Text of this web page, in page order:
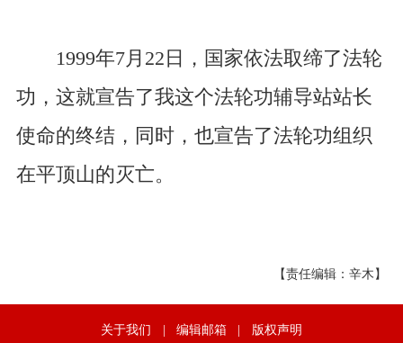
1999年7月22日，国家依法取缔了法轮
功，这就宣告了我这个法轮功辅导站站长
使命的终结，同时，也宣告了法轮功组织
在平顶山的灭亡。
【责任编辑：辛木】
关于我们 | 编辑邮箱 | 版权声明